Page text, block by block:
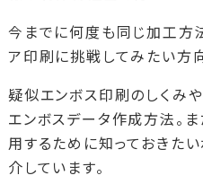
今までに何度も同じ加工方
ア印刷に挑戦してみたい方
疑似エンボス印刷のしくみ
エンボスデータ作成方法。
用するために知っておきた
介しています。